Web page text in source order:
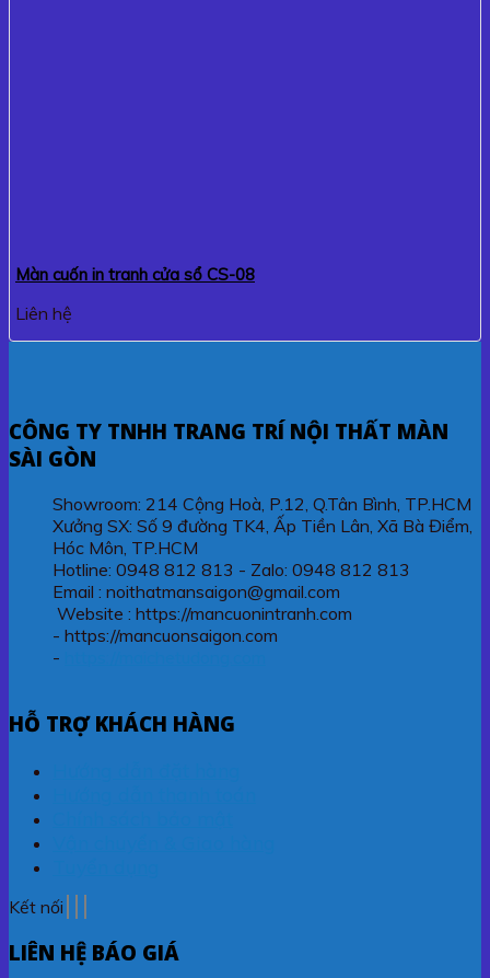
Màn cuốn in tranh cửa sổ CS-08
Liên hệ
CÔNG TY TNHH TRANG TRÍ NỘI THẤT MÀN
SÀI GÒN
Showroom: 214 Cộng Hoà, P.12, Q.Tân Bình, TP.HCM
Xưởng SX: Số 9 đường TK4, Ấp Tiền Lân, Xã Bà Điểm,
Hóc Môn, TP.HCM
Hotline: 0948 812 813 - Zalo: 0948 812 813
Email : noithatmansaigon@gmail.com
Website : https://mancuonintranh.com
- https://mancuonsaigon.com
-
HỖ TRỢ KHÁCH HÀNG
Kết nối
LIÊN HỆ BÁO GIÁ